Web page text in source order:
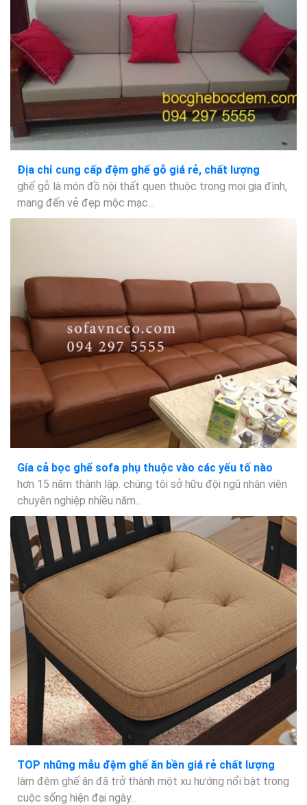
Địa chỉ cung cấp đệm ghế gỗ giá rẻ, chất lượng
ghế gỗ là món đồ nội thất quen thuộc trong mọi gia đình,
mang đến vẻ đẹp mộc mạc...
Gía cả bọc ghế sofa phụ thuộc vào các yếu tố nào
hơn 15 năm thành lập. chúng tôi sở hữu đội ngũ nhân viên
chuyên nghiệp nhiều năm...
TOP những mẫu đệm ghế ăn bền giá rẻ chất lượng
làm đệm ghế ăn đã trở thành một xu hướng nổi bật trong
cuộc sống hiện đại ngày...